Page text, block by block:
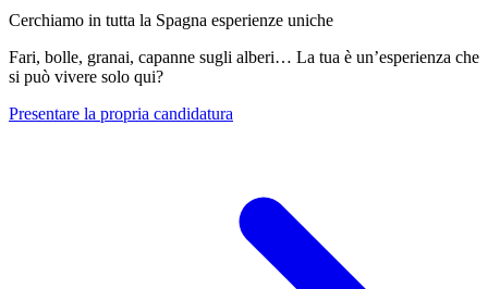
Cerchiamo in tutta la Spagna esperienze uniche
Fari, bolle, granai, capanne sugli alberi… La tua è un’esperienza che
si può vivere solo qui?
Presentare la propria candidatura